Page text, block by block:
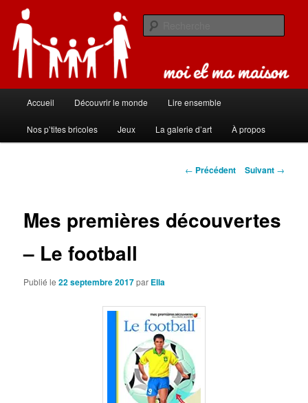
contenu
principalMoi et ma maison
Carnet de bord de famille
principal
Accueil Découvrir le monde Lire ensemble
Nos p’tites bricoles Jeux La galerie d’art À propos
Navigation
← Précédent Suivant →
Mes premières découvertes
– Le football
Publié le22 septembre 2017par Ella